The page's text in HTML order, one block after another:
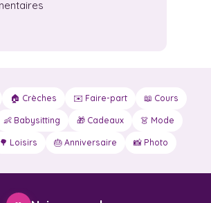
🏠 Crèches ✉️ Faire-part 📖 Cours
👶 Babysitting 🎁 Cadeaux 👗 Mode
🌳 Loisirs 🎂 Anniversaire 📸 Photo